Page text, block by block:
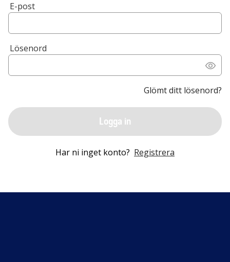
E-post
Lösenord
Glömt ditt lösenord?
Logga in
Har ni inget konto? Registrera